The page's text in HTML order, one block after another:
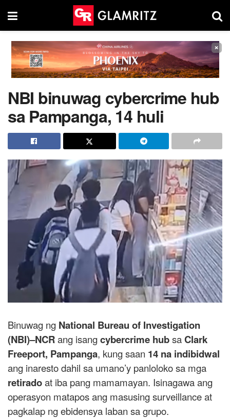
×
NBI binuwag cybercrime hub
sa Pampanga, 14 huli
Binuwag ng National Bureau of Investigation
(NBI)–NCRang isangcybercrime hubsaClark
Freeport, Pampanga, kung saan 14 na indibidwal
ang inaresto dahil sa umano’y panloloko sa mga
retiradoat iba pang mamamayan. Isinagawa ang
operasyon matapos ang masusing surveillance at
pagkalap ng ebidensya laban sa grupo.